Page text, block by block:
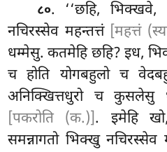
८०. ‘‘छहि, भिक्खवे,
नचिरस्सेव महन्तत्तं [महत्तं
धम्मेसु. कतमेहि छहि? इध,
च होति योगबहुलो च
अनिक्खित्तधुरो च कुसलेसु
[पकरोति (क.)]. इमेहि
समन्नागतो भिक्खु नचिरस्सेव